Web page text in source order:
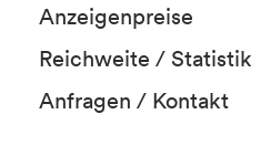
Anzeigenpreise
Reichweite / Statistik
Anfragen / Kontakt